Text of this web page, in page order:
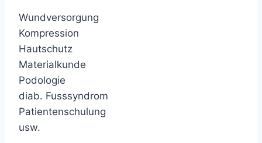
Wundversorgung
Kompression
Hautschutz
Materialkunde
Podologie
diab. Fusssyndrom
Patientenschulung
usw.